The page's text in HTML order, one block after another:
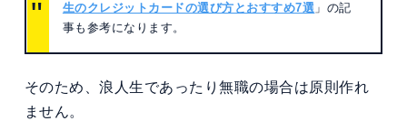
生のクレジットカードの選び方とおすすめ7選 」の記
事も参考になります。
そのため、浪人生であったり無職の場合は原則作れ
ません。